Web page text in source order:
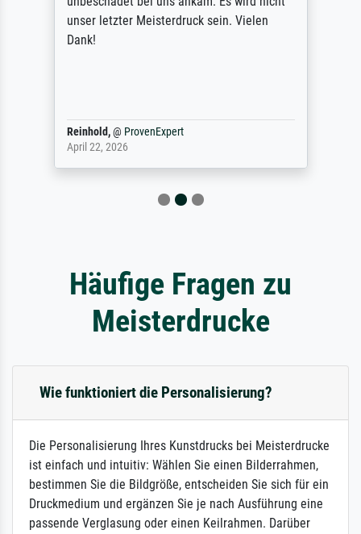
unser letzter Meisterdruck sein. Vielen
Dank!
Reinhold,@ ProvenExpert
April 22, 2026
Häufige Fragen zu
Meisterdrucke
Wie funktioniert die Personalisierung?
Die Personalisierung Ihres Kunstdrucks bei Meisterdrucke
ist einfach und intuitiv: Wählen Sie einen Bilderrahmen,
bestimmen Sie die Bildgröße, entscheiden Sie sich für ein
Druckmedium und ergänzen Sie je nach Ausführung eine
passende Verglasung oder einen Keilrahmen. Darüber